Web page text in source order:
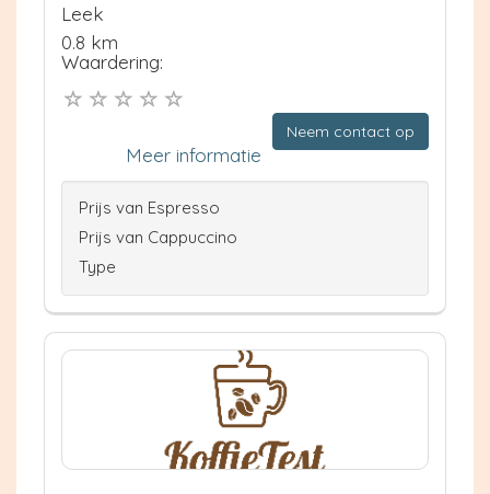
Leek
0.8 km
Waardering:
Neem contact op
Meer informatie
Prijs van Espresso
Prijs van Cappuccino
Type